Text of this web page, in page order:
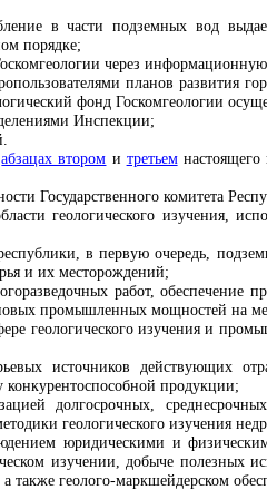
в части подземных вод
порядке;
через
планов развития
фонд Госкомгеологии
Инспекции;
абзацах втором и третьемнастоящего
Государственного комитета
геологического изучения,
в первую очередь,
и их месторождений;
работ, обеспечение
промышленных мощностей на
геологического изучения и
источников действующих
продукции;
долгосрочных,
геологического изучения
юридическими и
изучении, добыче полезных
геолого-маркшейдерском